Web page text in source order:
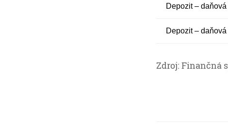
Depozit –
Depozit –
Zdroj: Finančná